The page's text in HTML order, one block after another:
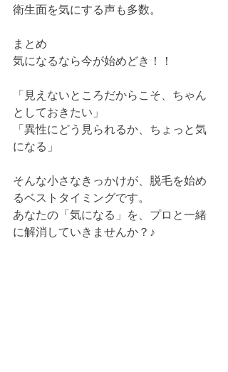
衛生面を気にする声も多数。
まとめ
気になるなら今が始めどき！！
「見えないところだからこそ、ちゃん
としておきたい」
「異性にどう見られるか、ちょっと気
になる」
そんな小さなきっかけが、脱毛を始め
るベストタイミングです。
あなたの「気になる」を、プロと一緒
に解消していきませんか？♪